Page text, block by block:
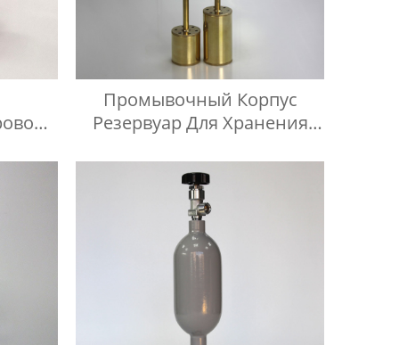
316
Промывочный Корпус
Резервуар Для Хранения
Проверки Температуры
Масла